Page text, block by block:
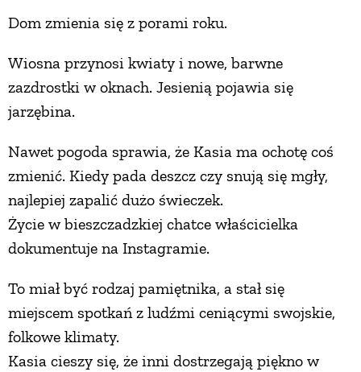
Dom zmienia się z porami roku.
Wiosna przynosi kwiaty i nowe, barwne
zazdrostki w oknach. Jesienią pojawia się
jarzębina.
Nawet pogoda sprawia, że Kasia ma ochotę coś
zmienić. Kiedy pada deszcz czy snują się mgły,
najlepiej zapalić dużo świeczek.
Życie w bieszczadzkiej chatce właścicielka
dokumentuje na Instagramie.
To miał być rodzaj pamiętnika, a stał się
miejscem spotkań z ludźmi ceniącymi swojskie,
folkowe klimaty.
Kasia cieszy się, że inni dostrzegają piękno w